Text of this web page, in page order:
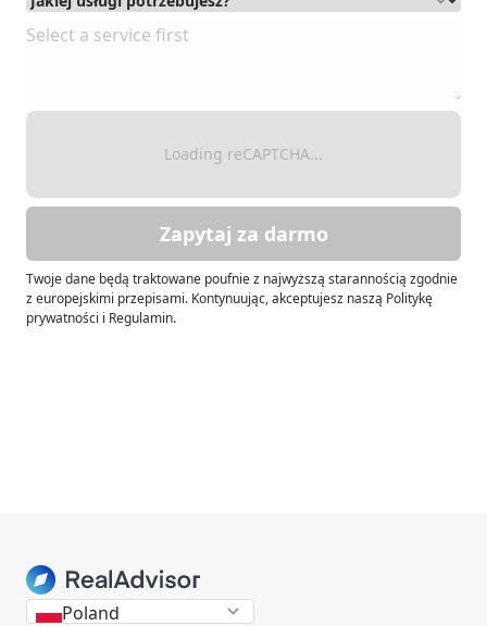
Loading reCAPTCHA...
Zapytaj za darmo
Twoje dane będą traktowane poufnie z najwyższą starannością zgodnie
z europejskimi przepisami. Kontynuując, akceptujesz naszą Politykę
prywatności i Regulamin.
Poland